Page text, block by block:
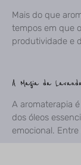
Mais do que
tempos em que
produtividade e
A Magia da
A aromaterapia
dos óleos
emocional.